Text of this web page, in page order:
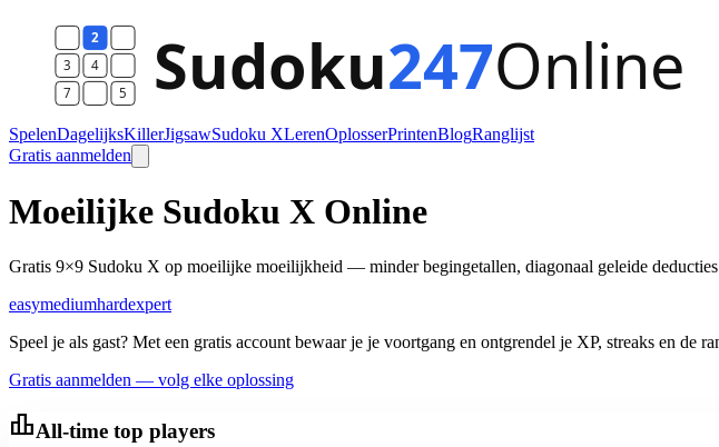
SpelenDagelijksKillerJigsawSudoku XLerenOplosserPrintenBlogRanglijst
Gratis aanmelden
Moeilijke Sudoku X Online
Gratis 9×9 Sudoku X op moeilijke moeilijkheid — minder begingetallen, diagonaal geleide
easymediumhardexpert
Speel je als gast? Met een gratis account bewaar je je voortgang en ontgrendel je XP, streaks en de
Gratis aanmelden — volg elke oplossing
leaderboardAll-time top players